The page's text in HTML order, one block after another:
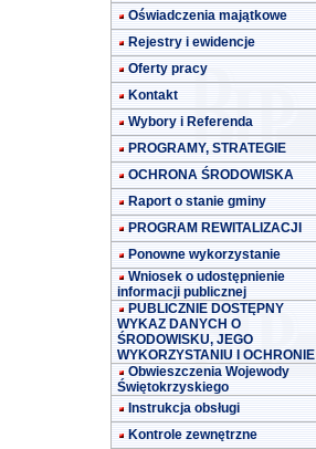
Oświadczenia majątkowe
Rejestry i ewidencje
Oferty pracy
Kontakt
Wybory i Referenda
PROGRAMY, STRATEGIE
OCHRONA ŚRODOWISKA
Raport o stanie gminy
PROGRAM REWITALIZACJI
Ponowne wykorzystanie
Wniosek o udostępnienie
informacji publicznej
PUBLICZNIE DOSTĘPNY
WYKAZ DANYCH O
ŚRODOWISKU, JEGO
WYKORZYSTANIU I OCHRONIE
Obwieszczenia Wojewody
Świętokrzyskiego
Instrukcja obsługi
Kontrole zewnętrzne